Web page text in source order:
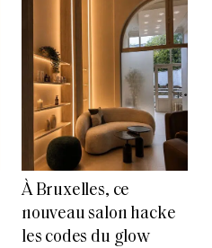
À Bruxelles, ce
nouveau salon hacke
les codes du glow